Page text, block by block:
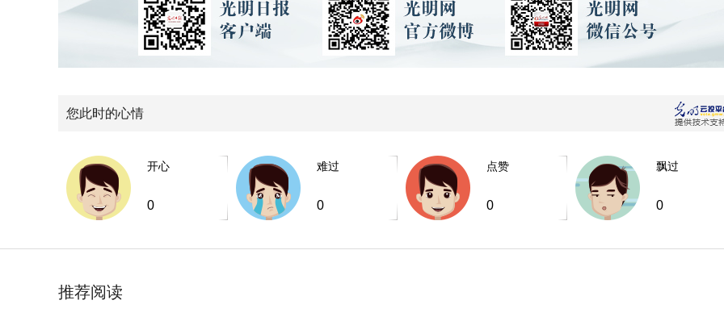
您此时的心情
开心
0
难过
0
点赞
0
飘过
0
推荐阅读